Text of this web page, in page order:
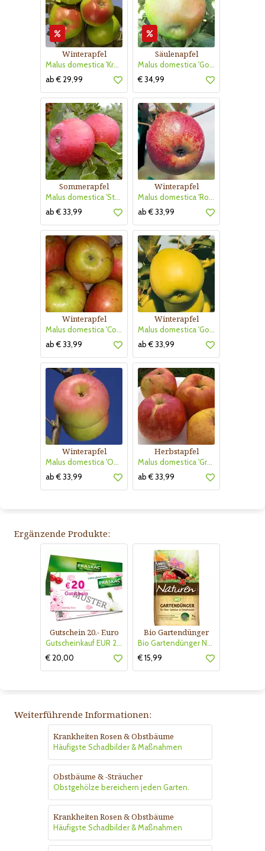
Winterapfel
Malus domestica 'Kronprinz Rudolf'
ab € 29,99
Säulenapfel
Malus domestica 'Golden Gate'
€ 34,99
Sommerapfel
Malus domestica 'Stark Earliest'
ab € 33,99
Winterapfel
Malus domestica 'Roter Boskoop'
ab € 33,99
Winterapfel
Malus domestica 'Cox Orangen Renette'
ab € 33,99
Winterapfel
Malus domestica 'Golden Delicious'
ab € 33,99
Winterapfel
Malus domestica 'Ontario'
ab € 33,99
Herbstapfel
Malus domestica 'Gravensteiner'
ab € 33,99
Ergänzende Produkte:
Gutschein 20.- Euro
Gutscheinkauf EUR 20.-
€ 20,00
Bio Gartendünger
Bio Gartendünger Naturen
€ 15,99
Weiterführende Informationen:
Krankheiten Rosen & Obstbäume
Häufigste Schadbilder & Maßnahmen
Obstbäume & -Sträucher
Obstgehölze bereichern jeden Garten.
Krankheiten Rosen & Obstbäume
Häufigste Schadbilder & Maßnahmen